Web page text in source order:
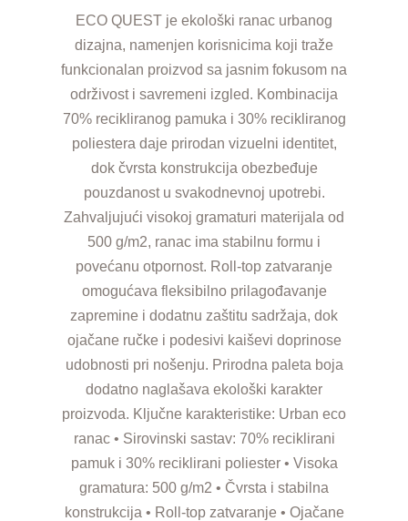
ECO QUEST je ekološki ranac urbanog
dizajna, namenjen korisnicima koji traže
funkcionalan proizvod sa jasnim fokusom na
održivost i savremeni izgled. Kombinacija
70% recikliranog pamuka i 30% recikliranog
poliestera daje prirodan vizuelni identitet,
dok čvrsta konstrukcija obezbeđuje
pouzdanost u svakodnevnoj upotrebi.
Zahvaljujući visokoj gramaturi materijala od
500 g/m2, ranac ima stabilnu formu i
povećanu otpornost. Roll-top zatvaranje
omogućava fleksibilno prilagođavanje
zapremine i dodatnu zaštitu sadržaja, dok
ojačane ručke i podesivi kaiševi doprinose
udobnosti pri nošenju. Prirodna paleta boja
dodatno naglašava ekološki karakter
proizvoda. Ključne karakteristike: Urban eco
ranac • Sirovinski sastav: 70% reciklirani
pamuk i 30% reciklirani poliester • Visoka
gramatura: 500 g/m2 • Čvrsta i stabilna
konstrukcija • Roll-top zatvaranje • Ojačane